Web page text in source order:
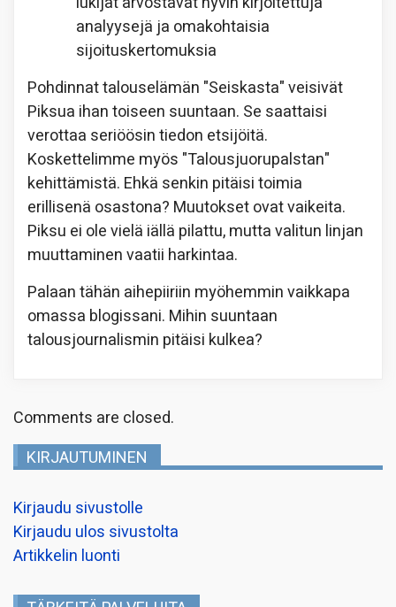
analyysejä ja omakohtaisia
sijoituskertomuksia
Pohdinnat talouselämän "Seiskasta" veisivät
Piksua ihan toiseen suuntaan. Se saattaisi
verottaa seriöösin tiedon etsijöitä.
Koskettelimme myös "Talousjuorupalstan"
kehittämistä. Ehkä senkin pitäisi toimia
erillisenä osastona? Muutokset ovat vaikeita.
Piksu ei ole vielä iällä pilattu, mutta valitun linjan
muuttaminen vaatii harkintaa.
Palaan tähän aihepiiriin myöhemmin vaikkapa
omassa blogissani. Mihin suuntaan
talousjournalismin pitäisi kulkea?
Comments are closed.
KIRJAUTUMINEN
Kirjaudu sivustolle
Kirjaudu ulos sivustolta
Artikkelin luonti